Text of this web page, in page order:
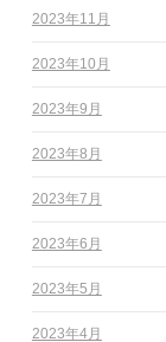
2023年11月
2023年10月
2023年9月
2023年8月
2023年7月
2023年6月
2023年5月
2023年4月